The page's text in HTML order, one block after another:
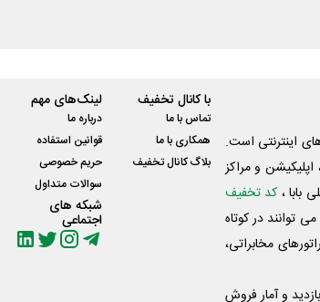
اینترنتی است.
و مراکز
بابا ، کد تخفیف
توانند در کوتاه
مخابراتی،
و آمار فروش
با کانال تخفیف
تماس با ما
همکاری با ما
بلاگ کانال تخفیف
لینک‌های مهم
درباره ما
قوانین استفاده
حریم خصوصی
سوالات متداول
شبکه های
اجتماعی